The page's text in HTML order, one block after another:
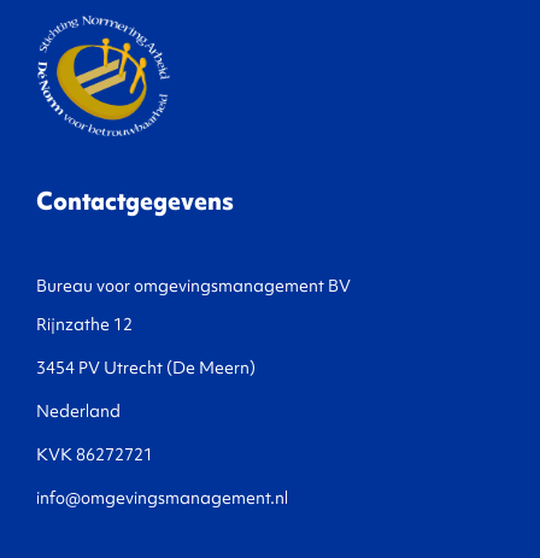
Contactgegevens
Bureau voor omgevingsmanagement BV
Rijnzathe 12
3454 PV Utrecht (De Meern)
Nederland
KVK 86272721
info@omgevingsmanagement.nl